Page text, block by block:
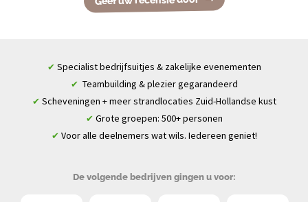
✔ Specialist bedrijfsuitjes & zakelijke evenementen
✔ Teambuilding & plezier gegarandeerd
✔ Scheveningen + meer strandlocaties Zuid-Hollandse kust
✔ Grote groepen: 500+ personen
✔ Voor alle deelnemers wat wils. Iedereen geniet!
De volgende bedrijven gingen u voor: